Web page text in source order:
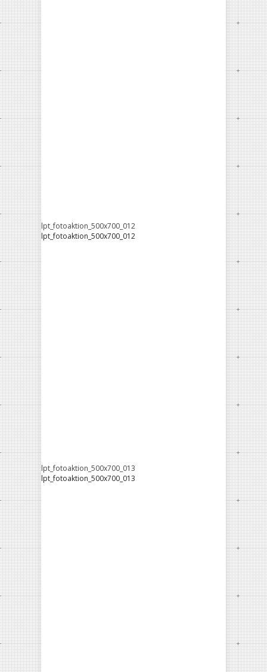
lpt_fotoaktion_500x700_012
lpt_fotoaktion_500x700_012
lpt_fotoaktion_500x700_013
lpt_fotoaktion_500x700_013